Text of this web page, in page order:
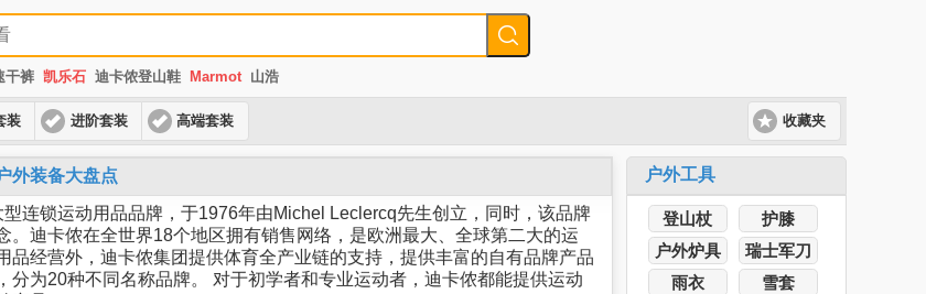
干裤 凯乐石 迪卡侬登山鞋 Marmot 山浩
装 进阶套装 高端套装 收藏夹
外装备大盘点
连锁运动用品品牌，于1976年由Michel Leclercq先生创立，同时，该品牌
。迪卡侬在全世界18个地区拥有销售网络，是欧洲最大、全球第二大的运
品经营外，迪卡侬集团提供体育全产业链的支持，提供丰富的自有品牌产品
分为20种不同名称品牌。 对于初学者和专业运动者，迪卡侬都能提供运动
户外工具
登山杖
护膝
户外炉具
瑞士军刀
雨衣
雪套